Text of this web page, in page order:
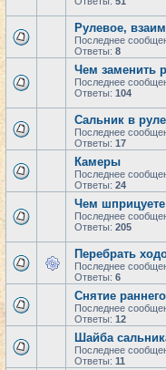
Рулевое,
Последнее
Ответы: 8
Чем заменить
Последнее
Ответы: 104
Сальник в
Последнее
Ответы: 17
Камеры
Последнее
Ответы: 24
Чем
Последнее
Ответы: 205
Перебрать
Последнее
Ответы: 6
Снятие
Последнее
Ответы: 12
Шайба
Последнее
Ответы: 11